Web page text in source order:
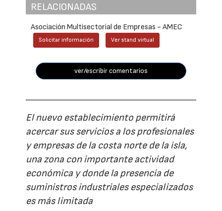
RELACIONADAS
Asociación Multisectorial de Empresas - AMEC
Solicitar información Ver stand virtual
ver/escribir comentarios
El nuevo establecimiento permitirá
acercar sus servicios a los profesionales
y empresas de la costa norte de la isla,
una zona con importante actividad
económica y donde la presencia de
suministros industriales especializados
es más limitada